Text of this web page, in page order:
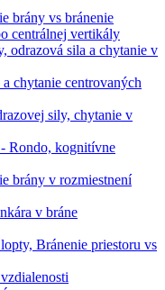
brány vs bránenie
centrálnej vertikály
sila a chytanie v
chytanie centrovaných
sily, chytanie v
Rondo, kognitívne
brány v rozmiestnení
v bráne
Bránenie priestoru vs